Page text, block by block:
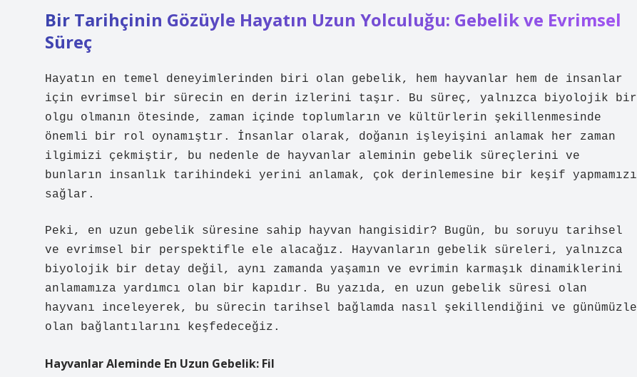
Bir Tarihçinin Gözüyle Hayatın Uzun Yolculuğu: Gebelik ve Evrimsel
Süreç
Hayatın en temel deneyimlerinden biri olan gebelik, hem hayvanlar hem de insanlar
için evrimsel bir sürecin en derin izlerini taşır. Bu süreç, yalnızca biyolojik bir
olgu olmanın ötesinde, zaman içinde toplumların ve kültürlerin şekillenmesinde
önemli bir rol oynamıştır. İnsanlar olarak, doğanın işleyişini anlamak her zaman
ilgimizi çekmiştir, bu nedenle de hayvanlar aleminin gebelik süreçlerini ve
bunların insanlık tarihindeki yerini anlamak, çok derinlemesine bir keşif yapmamızı
sağlar.
Peki, en uzun gebelik süresine sahip hayvan hangisidir? Bugün, bu soruyu tarihsel
ve evrimsel bir perspektifle ele alacağız. Hayvanların gebelik süreleri, yalnızca
biyolojik bir detay değil, aynı zamanda yaşamın ve evrimin karmaşık dinamiklerini
anlamamıza yardımcı olan bir kapıdır. Bu yazıda, en uzun gebelik süresi olan
hayvanı inceleyerek, bu sürecin tarihsel bağlamda nasıl şekillendiğini ve günümüzle
olan bağlantılarını keşfedeceğiz.
Hayvanlar Aleminde En Uzun Gebelik: Fil